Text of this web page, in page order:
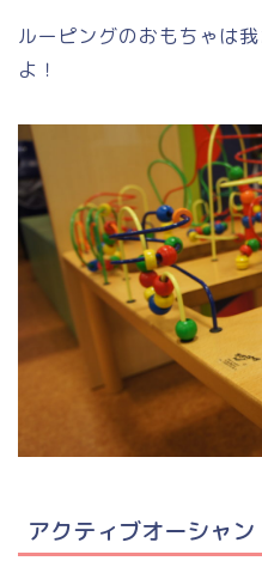
ルーピングのおもちゃは
よ！
アクティブオーシャン